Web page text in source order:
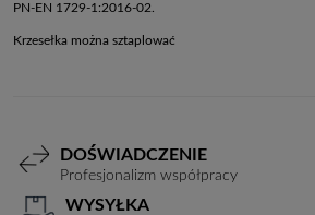
PN-EN 1729-1:2016-02.
Krzesełka można sztaplować
DOŚWIADCZENIE
Profesjonalizm współpracy
WYSYŁKA